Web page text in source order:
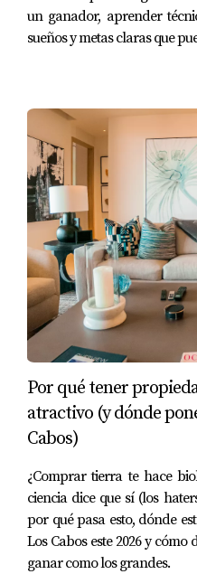
CSL North
Y cuando uno empieza a
aparecen patrones muy
Primero:
mercado de
Histórico analizado:
Enero 2020 – Mayo 2026
Indicador
Precio promedio vendido
DOM promedio
Primera conclusión:
Cabo San Lucas sigue
más activos de Los
Pero también es uno de
un ganador, aprender
sueños y metas claras que
Por qué tener
atractivo (y dónde
Cabos)
¿Comprar tierra te hace
ciencia dice que sí (los
por qué pasa esto, dónde
Los Cabos este 2026 y
ganar como los grandes.